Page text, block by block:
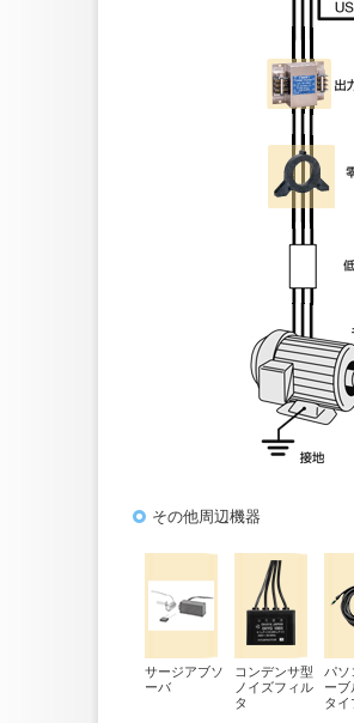
その他周辺機器
サージアブソ
ーバ
コンデンサ型
ノイズフィル
タ
パソ
ーブ
タイ